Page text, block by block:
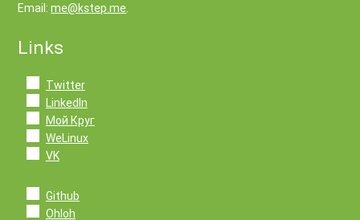
Email:me@kstep.me.
Links
Twitter
LinkedIn
Мой Круг
WeLinux
VK
Github
Ohloh